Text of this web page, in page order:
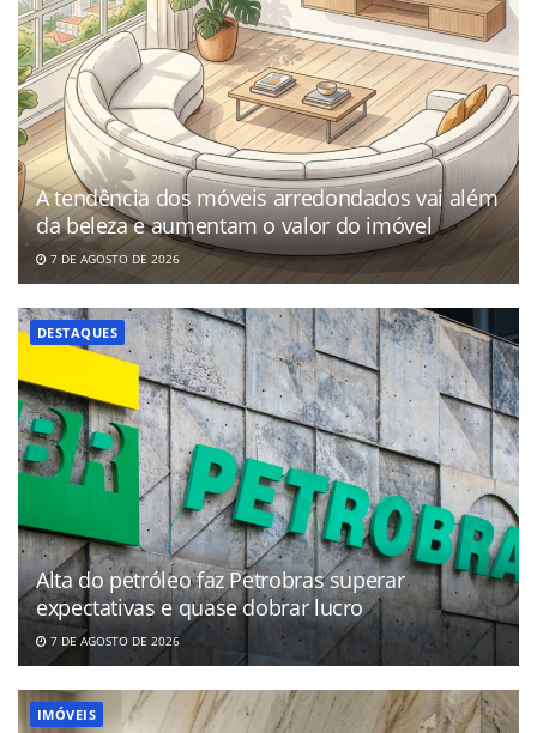
A tendência dos móveis arredondados vai além
da beleza e aumentam o valor do imóvel
7 DE AGOSTO DE 2026
DESTAQUES
Alta do petróleo faz Petrobras superar
expectativas e quase dobrar lucro
7 DE AGOSTO DE 2026
IMÓVEIS